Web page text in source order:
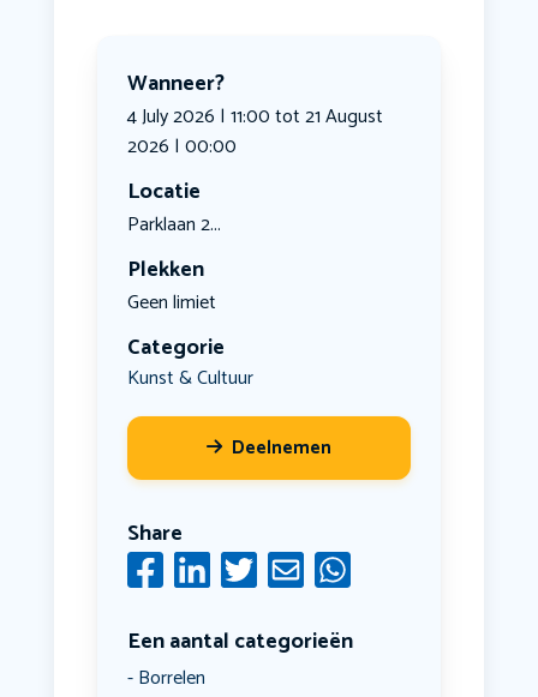
Wanneer?
4 July 2026 | 11:00 tot 21 August
2026 | 00:00
Locatie
Parklaan 2...
Plekken
Geen limiet
Categorie
Kunst & Cultuur
Deelnemen
Share
Een aantal categorieën
Borrelen